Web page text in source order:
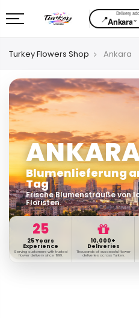
📍Ankara⌄
Turkey Flowers Shop Ankara
Blumenlieferung
Tag
Frische Blumensträuße von
Floristen.
25
25 Years
Experience
Serving customers with trusted
flower delivery since 1999.
10,000+
Deliveries
Thousands of successful flower
deliveries across Turkey.